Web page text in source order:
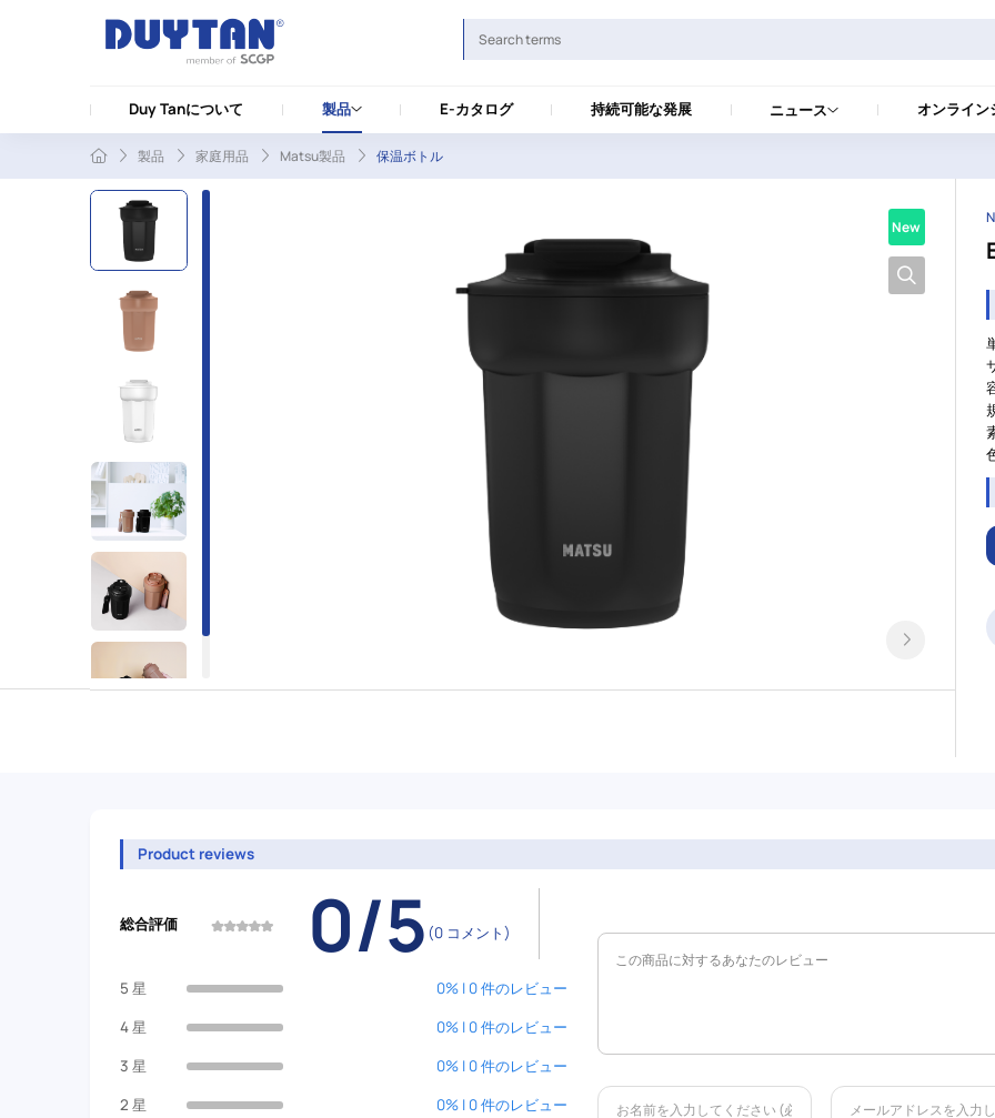
Duy Tanについて 製品 E-カタログ 持続可能な発展 ニュース オンライン
製品 家庭用品 Matsu製品 保温ボトル
New
Product reviews
総合評価 0/5 (0 コメント)
5 星
0% | 0 件のレビュー
4 星
0% | 0 件のレビュー
3 星
0% | 0 件のレビュー
2 星
0% | 0 件のレビュー